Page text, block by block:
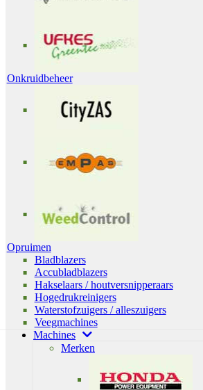
Onkruidbeheer
Opruimen
Bladblazers
Accubladblazers
Hakselaars / houtversnipperaars
Hogedrukreinigers
Waterstofzuigers / alleszuigers
Veegmachines
Machines
Merken